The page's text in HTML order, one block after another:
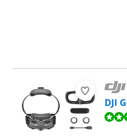
DJI
Beoordeling is 8,2 van de 10,